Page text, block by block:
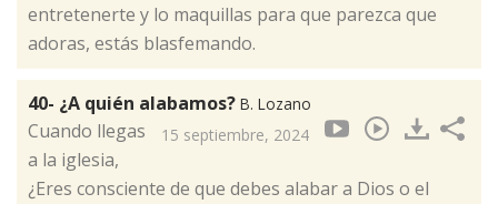
entretenerte y lo maquillas para que parezca que
adoras, estás blasfemando.
40- ¿A quién alabamos? B. Lozano
15 septiembre, 2024
Cuando llegas
a la iglesia,
¿Eres consciente de que debes alabar a Dios o el